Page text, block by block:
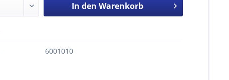
In den Warenkorb
6001010